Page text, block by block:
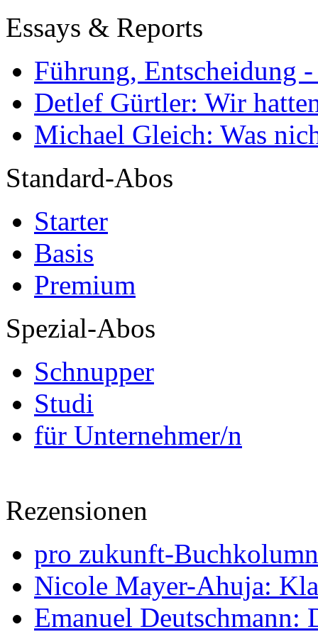
Essays & Reports
Führung, Entscheidung
Detlef Gürtler: Wir
Michael Gleich: Was
Standard-Abos
Starter
Basis
Premium
Spezial-Abos
Schnupper
Studi
für Unternehmer/n
Rezensionen
pro zukunft-
Nicole Mayer-Ahuja:
Emanuel Deutschmann: